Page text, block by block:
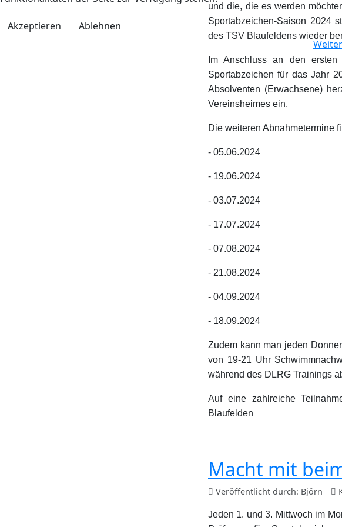
und die, die es werden
Sportabzeichen-Saison 2024
des TSV Blaufeldens wieder
Im Anschluss an den
Sportabzeichen für das Jahr
Absolventen (Erwachsene)
Vereinsheimes ein.
Die weiteren Abnahmetermine
- 05.06.2024
- 19.06.2024
- 03.07.2024
- 17.07.2024
- 07.08.2024
- 21.08.2024
- 04.09.2024
- 18.09.2024
Zudem kann man jeden
von 19-21 Uhr
während des DLRG Trainings
Auf eine zahlreiche
Blaufelden
Macht mit
Veröffentlicht durch: Björn
Jeden 1. und 3. Mittwoch im
Akzeptieren
Ablehnen